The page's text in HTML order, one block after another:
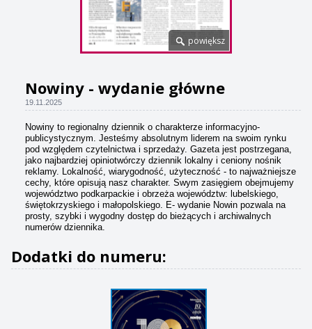
powiększ
Nowiny - wydanie główne
19.11.2025
Nowiny to regionalny dziennik o charakterze informacyjno-
publicystycznym. Jesteśmy absolutnym liderem na swoim rynku
pod względem czytelnictwa i sprzedaży. Gazeta jest postrzegana,
jako najbardziej opiniotwórczy dziennik lokalny i ceniony nośnik
reklamy. Lokalność, wiarygodność, użyteczność - to najważniejsze
cechy, które opisują nasz charakter. Swym zasięgiem obejmujemy
województwo podkarpackie i obrzeża województw: lubelskiego,
świętokrzyskiego i małopolskiego. E- wydanie Nowin pozwala na
prosty, szybki i wygodny dostęp do bieżących i archiwalnych
numerów dziennika.
Dodatki do numeru: